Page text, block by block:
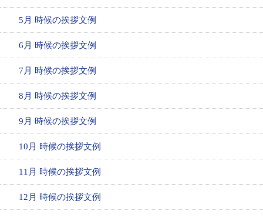
5月 時候の挨拶文例
6月 時候の挨拶文例
7月 時候の挨拶文例
8月 時候の挨拶文例
9月 時候の挨拶文例
10月 時候の挨拶文例
11月 時候の挨拶文例
12月 時候の挨拶文例